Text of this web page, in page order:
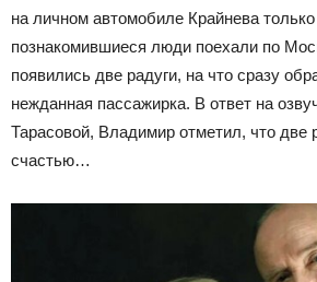
на личном автомобиле Крайнева только
познакомившиеся люди поехали по
появились две радуги, на что сразу
нежданная пассажирка. В ответ на
Тарасовой, Владимир отметил, что две
счастью…